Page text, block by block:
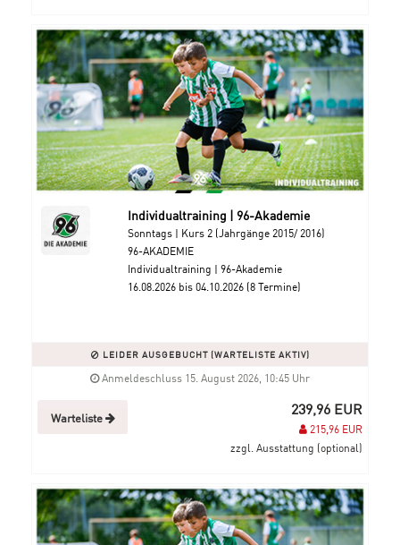
Individualtraining | 96-Akademie
Sonntags | Kurs 2 (Jahrgänge 2015/ 2016)
96-AKADEMIE
Individualtraining | 96-Akademie
16.08.2026 bis 04.10.2026 (8 Termine)
LEIDER AUSGEBUCHT (WARTELISTE AKTIV)
Anmeldeschluss 15. August 2026, 10:45 Uhr
Warteliste 239,96 EUR
215,96 EUR
zzgl. Ausstattung (optional)